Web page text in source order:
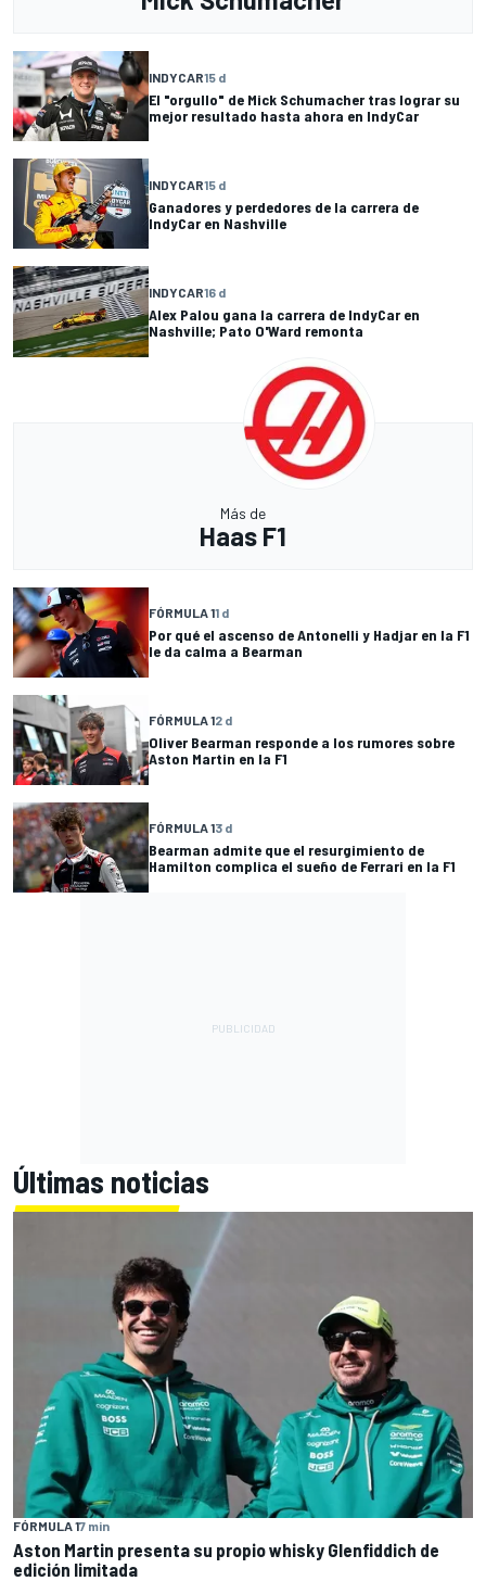
INDYCAR15 d
El "orgullo" de Mick Schumacher tras lograr su
mejor resultado hasta ahora en IndyCar
INDYCAR15 d
Ganadores y perdedores de la carrera de
IndyCar en Nashville
INDYCAR16 d
Alex Palou gana la carrera de IndyCar en
Nashville; Pato O'Ward remonta
Más de
Haas F1
FÓRMULA 11 d
Por qué el ascenso de Antonelli y Hadjar en la F1
le da calma a Bearman
FÓRMULA 12 d
Oliver Bearman responde a los rumores sobre
Aston Martin en la F1
FÓRMULA 13 d
Bearman admite que el resurgimiento de
Hamilton complica el sueño de Ferrari en la F1
Últimas noticias
FÓRMULA 17 min
Aston Martin presenta su propio whisky Glenfiddich de
edición limitada